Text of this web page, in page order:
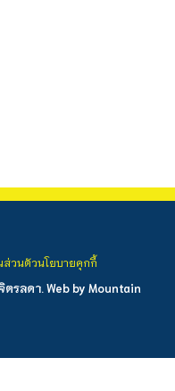
รลดา. Web by Mountain
ส่วนตัวนโยบายคุกกี้